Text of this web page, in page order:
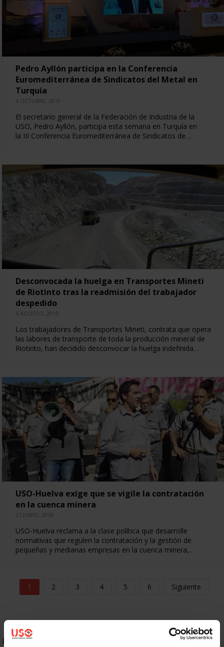
Pedro Ayllón participa en la Conferencia
Euromediterránea de Sindicatos del Metal en
Turquía
4 OCTUBRE, 2019
El secretario general de la Federación de Industria de la
USO, Pedro Ayllón, participa esta semana en Turquía en
la III Conferencia Euromediterránea de Sindicatos de…
Desconvocada la huelga en Transportes Mineti
de Riotinto tras la readmisión del trabajador
despedido
5 AGOSTO, 2019
Los trabajadores de Transportes Mineti, contrata que opera
las labores de transporte de toda la producción mineral de
Riotinto, han decidido desconvocar la huelga indefinida…
USO-Huelva exige que se vigile la contratación
en la cuenca minera
27 JUNIO, 2019
USO-Huelva reclama a la clase política que desarrolle
normativas que regulen la contratación y la gestión de
pequeñas y medianas empresas en la cuenca minera,…
1 2 3 4 5 6 Siguiente
ENLACES DESTACADOS